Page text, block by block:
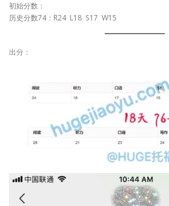
初始分数：
历史分数74：R24 L18 S17 W15
出分：